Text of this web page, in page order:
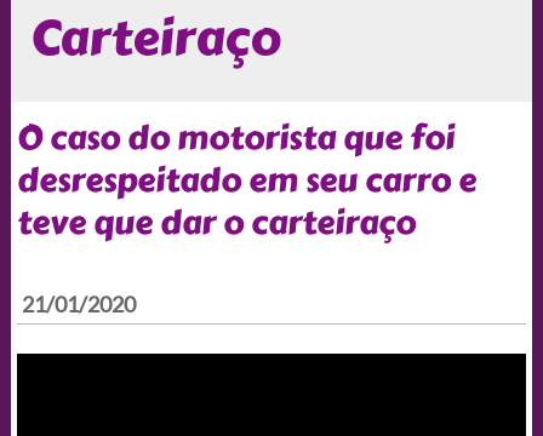
Carteiraço
O caso do motorista que foi
desrespeitado em seu carro e
teve que dar o carteiraço
21/01/2020